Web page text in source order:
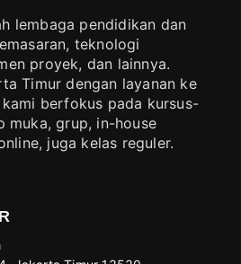
lembaga pendidikan dan
teknologi
proyek, dan lainnya.
Timur dengan layanan ke
kami berfokus pada kursus-
muka, grup, in-house
juga kelas reguler.